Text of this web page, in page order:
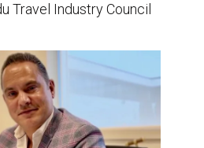
Travel Industry Council